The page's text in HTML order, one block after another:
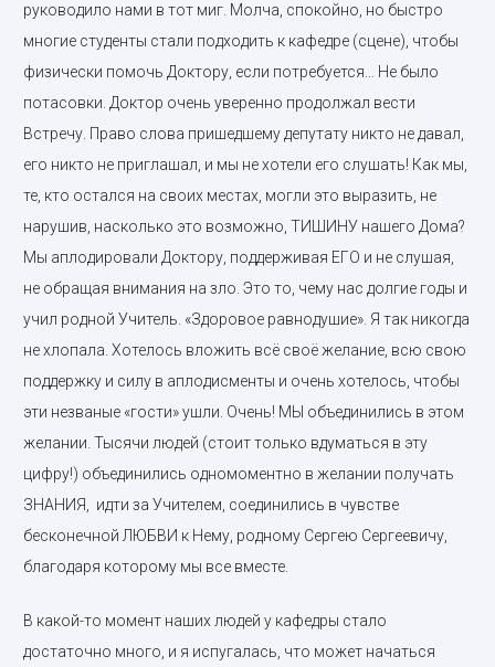
руководило нами в тот миг. Молча, спокойно, но быстро
многие студенты стали подходить к кафедре (сцене), чтобы
физически помочь Доктору, если потребуется… Не было
потасовки. Доктор очень уверенно продолжал вести
Встречу. Право слова пришедшему депутату никто не давал,
его никто не приглашал, и мы не хотели его слушать! Как мы,
те, кто остался на своих местах, могли это выразить, не
нарушив, насколько это возможно, ТИШИНУ нашего Дома?
Мы аплодировали Доктору, поддерживая ЕГО и не слушая,
не обращая внимания на зло. Это то, чему нас долгие годы и
учил родной Учитель. «Здоровое равнодушие». Я так никогда
не хлопала. Хотелось вложить всё своё желание, всю свою
поддержку и силу в аплодисменты и очень хотелось, чтобы
эти незваные «гости» ушли. Очень! МЫ объединились в этом
желании. Тысячи людей (стоит только вдуматься в эту
цифру!) объединились одномоментно в желании получать
ЗНАНИЯ, идти за Учителем, соединились в чувстве
бесконечной ЛЮБВИ к Нему, родному Сергею Сергеевичу,
благодаря которому мы все вместе.
В какой-то момент наших людей у кафедры стало
достаточно много, и я испугалась, что может начаться